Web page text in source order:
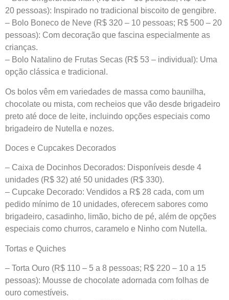
20 pessoas): Inspirado no tradicional biscoito de gengibre.
– Bolo Boneco de Neve (R$ 320 – 10 pessoas; R$ 500 – 20
pessoas): Com decoração que fascina especialmente as
crianças.
– Bolo Natalino de Frutas Secas (R$ 53 – individual): Uma
opção clássica e tradicional.
Os bolos vêm em variedades de massa como baunilha,
chocolate ou mista, com recheios que vão desde brigadeiro
preto até doce de leite, incluindo opções especiais como
brigadeiro de Nutella e nozes.
Doces e Cupcakes Decorados
– Caixa de Docinhos Decorados: Disponíveis desde 4
unidades (R$ 32) até 50 unidades (R$ 330).
– Cupcake Decorado: Vendidos a R$ 28 cada, com um
pedido mínimo de 10 unidades, oferecem sabores como
brigadeiro, casadinho, limão, bicho de pé, além de opções
especiais como churros, caramelo e Ninho com Nutella.
Tortas e Quiches
– Torta Ouro (R$ 110 – 5 a 8 pessoas; R$ 220 – 10 a 15
pessoas): Mousse de chocolate adornada com folhas de
ouro comestíveis.